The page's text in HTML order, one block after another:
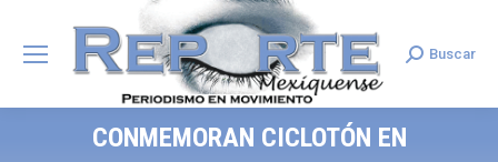
Search:
Buscar
CONMEMORAN CICLOTÓN EN